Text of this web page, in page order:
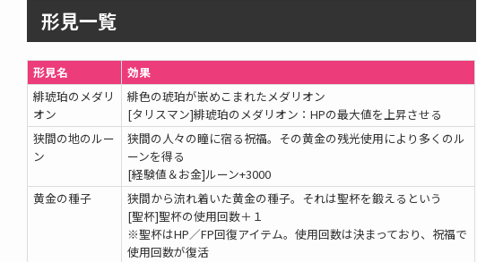
形見一覧
形見名
効果
緋琥珀のメダリ
オン
緋色の琥珀が嵌めこまれたメダリオン
[タリスマン]緋琥珀のメダリオン：HPの最大値を上昇させる
狭間の地のルー
ン
狭間の人々の瞳に宿る祝福。その黄金の残光使用により多くのル
ーンを得る
[経験値＆お金]ルーン+3000
黄金の種子
狭間から流れ着いた黄金の種子。それは聖杯を鍛えるという
[聖杯]聖杯の使用回数＋１
※聖杯はHP／FP回復アイテム。使用回数は決まっており、祝福で
使用回数が復活